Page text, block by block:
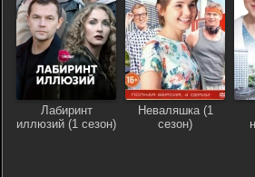
Лабиринт
иллюзий (1 сезон)
Неваляшка (1
сезон)